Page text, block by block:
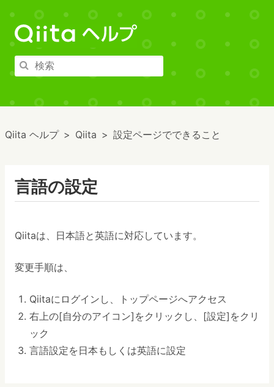
Qiita ヘルプ Qiita 設定ページでできること
言語の設定
Qiitaは、日本語と英語に対応しています。
変更手順は、
Qiitaにログインし、トップページへアクセス
右上の[自分のアイコン]をクリックし、[設定]をクリ
ック
言語設定を日本もしくは英語に設定